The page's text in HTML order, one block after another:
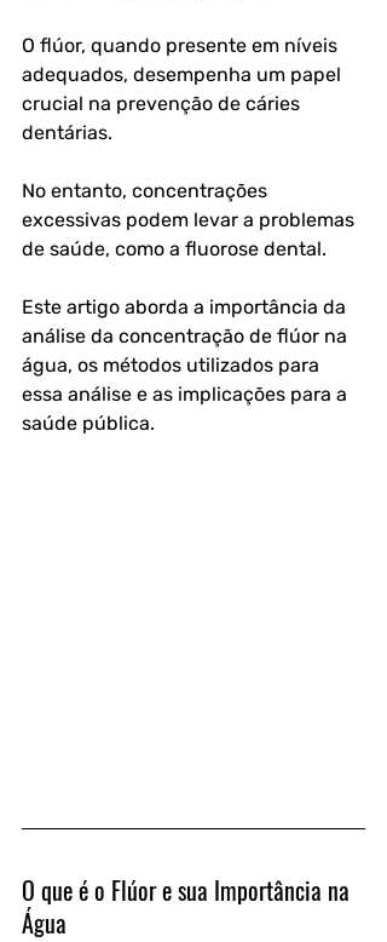
O flúor, quando presente em níveis
adequados, desempenha um papel
crucial na prevenção de cáries
dentárias.
No entanto, concentrações
excessivas podem levar a problemas
de saúde, como a fluorose dental.
Este artigo aborda a importância da
análise da concentração de flúor na
água, os métodos utilizados para
essa análise e as implicações para a
saúde pública.
O que é o Flúor e sua Importância na
Água